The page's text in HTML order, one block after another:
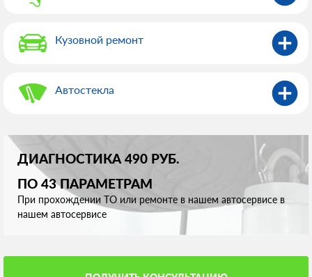
Кузовной ремонт
Автостекла
ДИАГНОСТИКА 490 РУБ.
ПО 43 ПАРАМЕТРАМ
При прохождении ТО или ремонте в нашем автосервисе в
нашем автосервисе